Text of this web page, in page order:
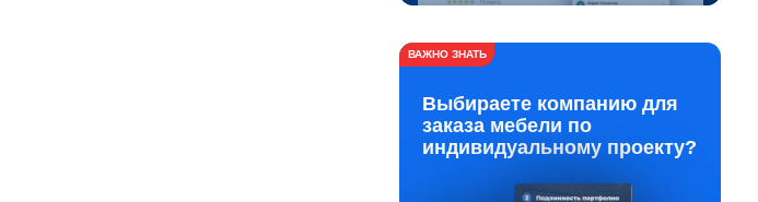
ВАЖНО ЗНАТЬ
Выбираете компанию для
заказа мебели по
индивидуальному проекту?